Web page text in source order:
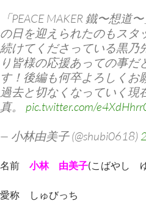
「PEACE MAKER 鐵〜想
の日を迎えられたのもスタ
続けてくださっている黒乃
り皆様の応援あっての事
す！後編も何卒よろしくお
過去と切なくなっていく現
真。 pic.twitter.com/
— 小林由美子 (@shubi0618)
名前 小林 由美子(こばやし
愛称 しゅびっち